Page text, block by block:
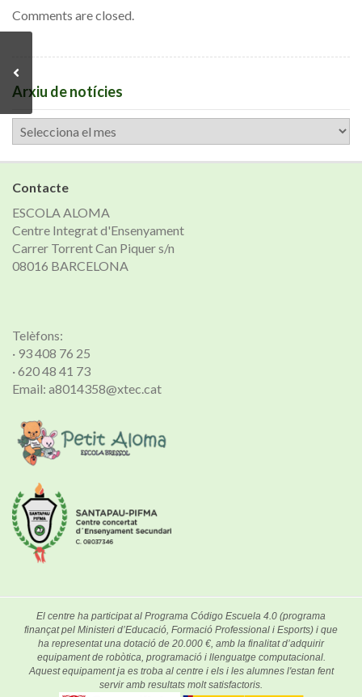
Comments are closed.
Arxiu de notícies
Arxiu
de
notícies
Contacte
ESCOLA ALOMA
Centre Integrat d'Ensenyament
Carrer Torrent Can Piquer s/n
08016 BARCELONA
Telèfons:
· 93 408 76 25
· 620 48 41 73
Email: a8014358@xtec.cat
El centre ha participat al Programa Código Escuela 4.0 (programa
finançat pel Ministeri d’Educació, Formació Professional i Esports) i que
ha representat una dotació de 20.000 €, amb la finalitat d’adquirir
equipament de robòtica, programació i llenguatge computacional.
Aquest equipament ja es troba al centre i els i les alumnes l'estan fent
servir amb resultats molt satisfactoris.